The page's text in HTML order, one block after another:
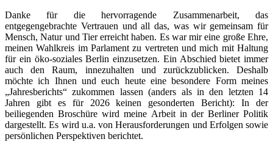
Danke für die hervorragende Zusammenarbeit, das
entgegengebrachte Vertrauen und all das, was wir gemeinsam für
Mensch, Natur und Tier erreicht haben. Es war mir eine große Ehre,
meinen Wahlkreis im Parlament zu vertreten und mich mit Haltung
für ein öko-soziales Berlin einzusetzen. Ein Abschied bietet immer
auch den Raum, innezuhalten und zurückzublicken. Deshalb
möchte ich Ihnen und euch heute eine besondere Form meines
„Jahresberichts“ zukommen lassen (anders als in den letzten 14
Jahren gibt es für 2026 keinen gesonderten Bericht): In der
beiliegenden Broschüre wird meine Arbeit in der Berliner Politik
dargestellt. Es wird u.a. von Herausforderungen und Erfolgen sowie
persönlichen Perspektiven berichtet.